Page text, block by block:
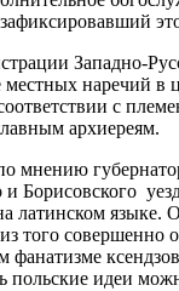
Западно-
наречий в
с
архиереям.
Борисовского
латинском
совершенно
фанатизме
польские идеи